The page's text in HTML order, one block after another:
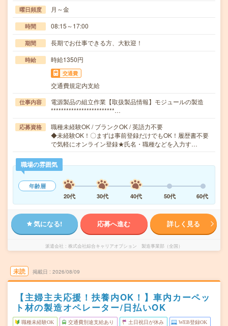
曜日頻度 月～金
時間 08:15～17:00
期間 長期でお仕事できる方、大歓迎！
時給 時給1350円
交通費
交通費規定内支給
仕事内容
電源製品の組立作業【取扱製品情報】モジュールの製造
*************************…
応募資格
職種未経験OK / ブランクOK / 英語力不要
◆未経験OK！〇まずは事前登録だけでもOK！履歴書不要
で気軽にオンライン登録★氏名・職種などを入力す…
職場の雰囲気
年齢層
20代
30代 40代 50代 60代
気になる! 応募へ進む 詳しく見る
派遣会社 株式会社綜合キャリアオプション 製造事業部（全国）
未読 掲載日 2026/08/09
【主婦主夫応援！扶養内OK！】車内カーペッ
ト材の製造オペレーター/日払いOK
職種未経験OK 交通費別途支給あり 土日祝日が休み WEB登録OK